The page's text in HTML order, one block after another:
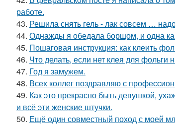
работе.
43. Решила снять гель - лак совсем …
44. Однажды я обедала борщом, и одна
45. Пошаговая инструкция: как клеить
46. Что делать, если нет клея для фольги
47. Год я замужем.
48. Всех коллег поздравляю с
49. Как это прекрасно быть девушкой,
и всё эти женские штучки.
50. Ещё один совместный поход с моей